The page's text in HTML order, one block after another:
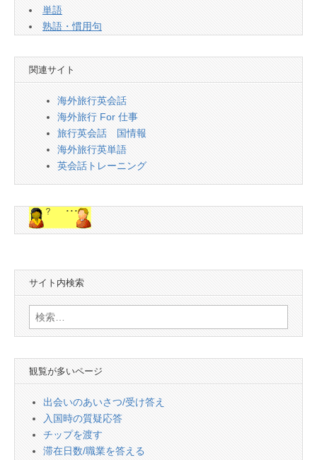
単語
熟語・慣用句
関連サイト
海外旅行英会話
海外旅行 For 仕事
旅行英会話 国情報
海外旅行英単語
英会話トレーニング
サイト内検索
検
索:
観覧が多いページ
出会いのあいさつ/受け答え
入国時の質疑応答
チップを渡す
滞在日数/職業を答える